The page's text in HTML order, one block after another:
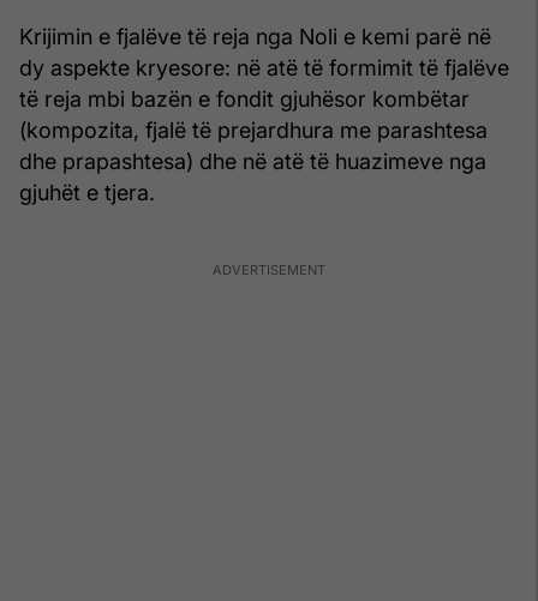
Krijimin e fjalëve të reja nga Noli e kemi parë në
dy aspekte kryesore: në atë të formimit të fjalëve
të reja mbi bazën e fondit gjuhësor kombëtar
(kompozita, fjalë të prejardhura me parashtesa
dhe prapashtesa) dhe në atë të huazimeve nga
gjuhët e tjera.